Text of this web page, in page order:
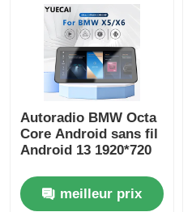
Autoradio BMW Octa
Core Android sans fil
Android 13 1920*720
meilleur prix